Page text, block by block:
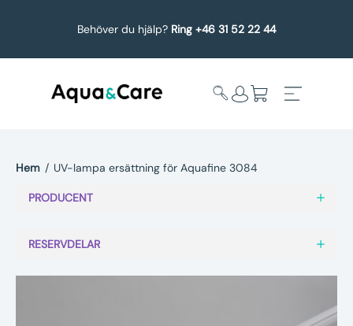
Behöver du hjälp? Ring +46 31 52 22 44
undermeny
Service
Hem / UV-lampa ersättning för Aquafine 3084
PRODUCENT
RESERVDELAR